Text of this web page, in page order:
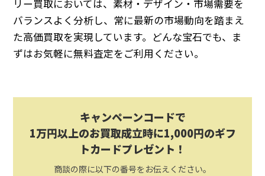
リー買取においては、素材・デザイン・市場需要を
バランスよく分析し、常に最新の市場動向を踏まえ
た高価買取を実現しています。どんな宝石でも、ま
ずはお気軽に無料査定をご利用ください。
キャンペーンコードで
1万円以上のお買取成立時に1,000円のギフ
トカードプレゼント！
商談の際に以下の番号をお伝えください。